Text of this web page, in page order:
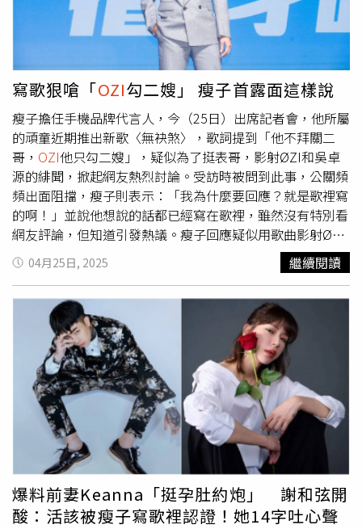
PSY.P不僅演唱多達26首代表作與全新曲目，更親自與現場
粉絲互動，脫掉上衣大秀好身材，更感性表示：「這是我第
二次來台北開唱，這裡有很多好朋友，也有很多創作靈感，
透過音樂的交流，讓人生更精彩。」他也感謝粉絲的支持，
讓他能在舞台上「燃燒生命」，享受每一分每一秒的熱情。
寫歌狠嗆「OZI勾二嫂」 瘦子首露面這樣說
瘦子擔任手機品牌代言人，今（25日）出席記者會，他所屬
的頑童近期推出新歌〈無袂煞〉，歌詞提到「他不拜關二
哥， OZI他只勾二嫂」，疑似為了挺表哥，影射ØZI和吳卓
源的緋聞，掀起網友熱烈討論。受訪時被問到此事，公關頻
頻出面阻擋，瘦子則表示：「我為什麼要回應？就是歌裡寫
的啊！」並說他想說的話都已經寫在歌裡，雖然沒有特別看
網友評論，但知道引發熱議。瘦子回應疑似用歌曲影射ØZI
和吳卓源。（圖／趙文彬攝）談到創作這首歌的靈感，瘦子
說：「就是希望拉出一些態度，對於一些事情的想法，必須
找回我自己的狀態，有什麼想法就講出來，那首歌的能量是
我很喜歡的。」而頑童即將在7月攻蛋展開4場演唱會，瘦子
坦言這次票房壓力比較刺激一點，「這次其實就是太久沒辦
演唱會了，想辦法做不一樣的東西給大家，以前覺得賣得
完，現在要努力宣傳。」並說嘉賓目前還沒有討論。雖然工
作忙碌，但瘦子也沒有耽誤與兩個女兒相處的時間，笑說目
前的育兒生活很不錯，只不過手會比較酸，「老大走得很好
了，但抱小的時候還是會吵，就一手抱一個。」至於會不會
沒手抱老婆？他甜蜜說：「老婆在後面熊抱啊！」瘦子也會
讓女兒們聽他的音樂，就連寫歌時寶貝女兒們也都待在身
旁。
04月25日, 2025 繼續閱讀
爆料前妻Keanna「挺孕肚約炮」 謝和弦開
酸：活該被瘦子寫歌裡認證！她14字吐心聲